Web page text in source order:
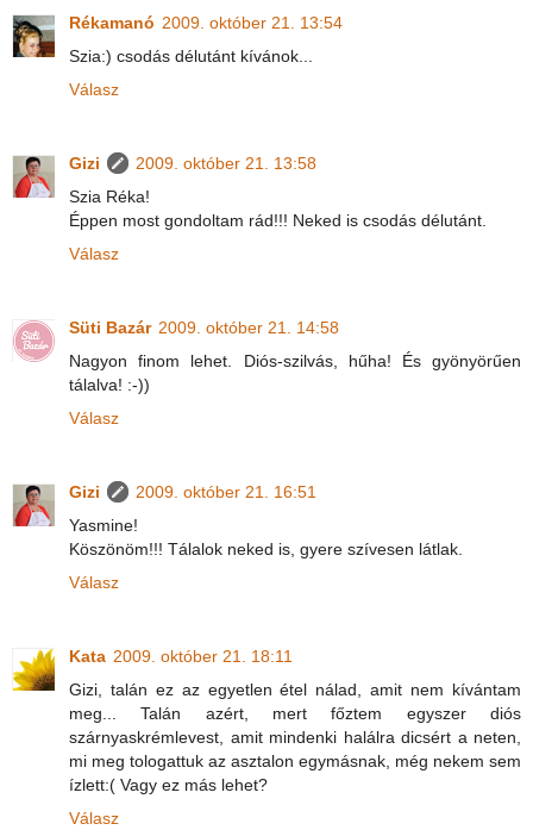
Rékamanó 2009. október 21. 13:54
Szia:) csodás délutánt kívánok...
Válasz
Gizi
2009. október 21. 13:58
Szia Réka!
Éppen most gondoltam rád!!! Neked is csodás délutánt.
Válasz
Süti Bazár 2009. október 21. 14:58
Nagyon finom lehet. Diós-szilvás, hűha! És gyönyörűen
tálalva! :-))
Válasz
Gizi
2009. október 21. 16:51
Yasmine!
Köszönöm!!! Tálalok neked is, gyere szívesen látlak.
Válasz
Kata 2009. október 21. 18:11
Gizi, talán ez az egyetlen étel nálad, amit nem kívántam
meg... Talán azért, mert főztem egyszer diós
szárnyaskrémlevest, amit mindenki halálra dicsért a neten,
mi meg tologattuk az asztalon egymásnak, még nekem sem
ízlett:( Vagy ez más lehet?
Válasz